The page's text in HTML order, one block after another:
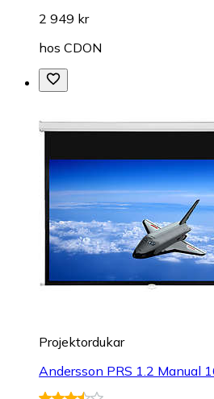
2 949 kr
hos CDON
Projektordukar
Andersson PRS 1.2 Manual